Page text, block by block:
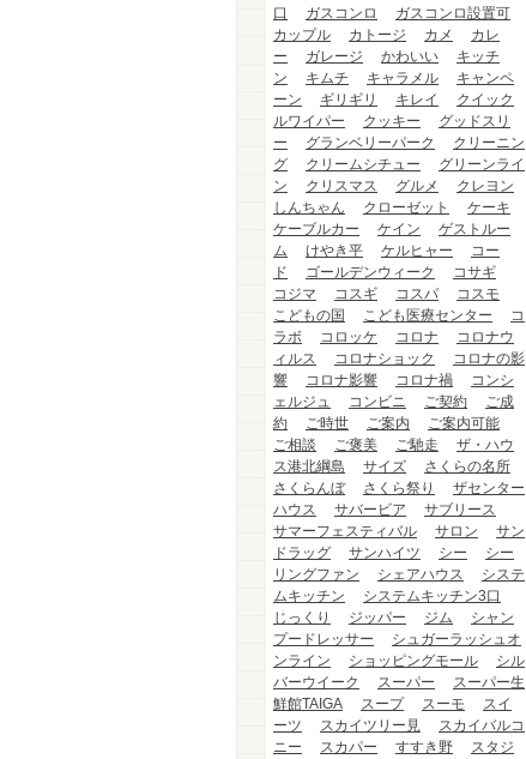
口
ガスコンロ
ガスコンロ設置可
カップル
カトージ カメ
カレ
ー
ガレージ かわいい
キッチ
ン
キムチ キャラメル
キャンペ
ーン
ギリギリ キレイ
クイック
ルワイパー
クッキー
グッドスリ
ー
グランベリーパーク
クリーニン
グ
クリームシチュー
グリーンライ
ン
クリスマス グルメ
クレヨン
しんちゃん
クローゼット
ケーキ
ケーブルカー
ケイン
ゲストルー
ム
けやき平 ケルヒャー
コー
ド
ゴールデンウィーク
コサギ
コジマ
コスギ コスパ
コスモ
こどもの国
こども医療センター
コ
ラボ
コロッケ コロナ
コロナウ
ィルス
コロナショック
コロナの影
響
コロナ影響 コロナ禍
コンシ
ェルジュ
コンビニ ご契約
ご成
約
ご時世 ご案内
ご案内可能
ご相談
ご褒美 ご馳走
ザ・ハウ
ス港北綱島
サイズ
さくらの名所
さくらんぼ
さくら祭り
ザセンター
ハウス
サバービア
サブリース
サマーフェスティバル
サロン
サン
ドラッグ
サンハイツ シー
シー
リングファン
シェアハウス
システ
ムキッチン
システムキッチン3口
じっくり
ジッパー ジム
シャン
プードレッサー
シュガーラッシュオ
ンライン
ショッピングモール
シル
バーウイーク
スーパー
スーパー生
鮮館TAIGA
スープ スーモ
スイ
ーツ
スカイツリー見
スカイバルコ
ニー
スカパー すすき野
スタジ